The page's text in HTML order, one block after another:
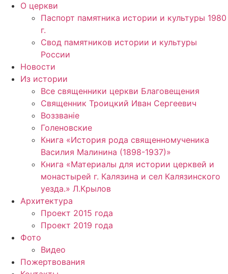
О церкви
Паспорт памятника истории и культуры 1980
г.
Свод памятников истории и культуры
России
Новости
Из истории
Все священники церкви Благовещения
Священник Троицкий Иван Сергеевич
Воззванiе
Голеновские
Книга «История рода священномученика
Василия Малинина (1898-1937)»
Книга «Материалы для истории церквей и
монастырей г. Калязина и сел Калязинского
уезда.» Л.Крылов
Архитектура
Проект 2015 года
Проект 2019 года
Фото
Видео
Пожертвования